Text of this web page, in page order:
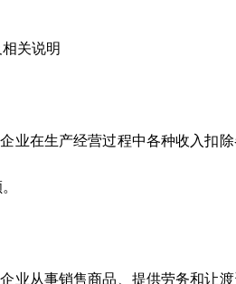
关说明
在生产经营过程中各种收入扣除
从事销售商品、提供劳务和让渡